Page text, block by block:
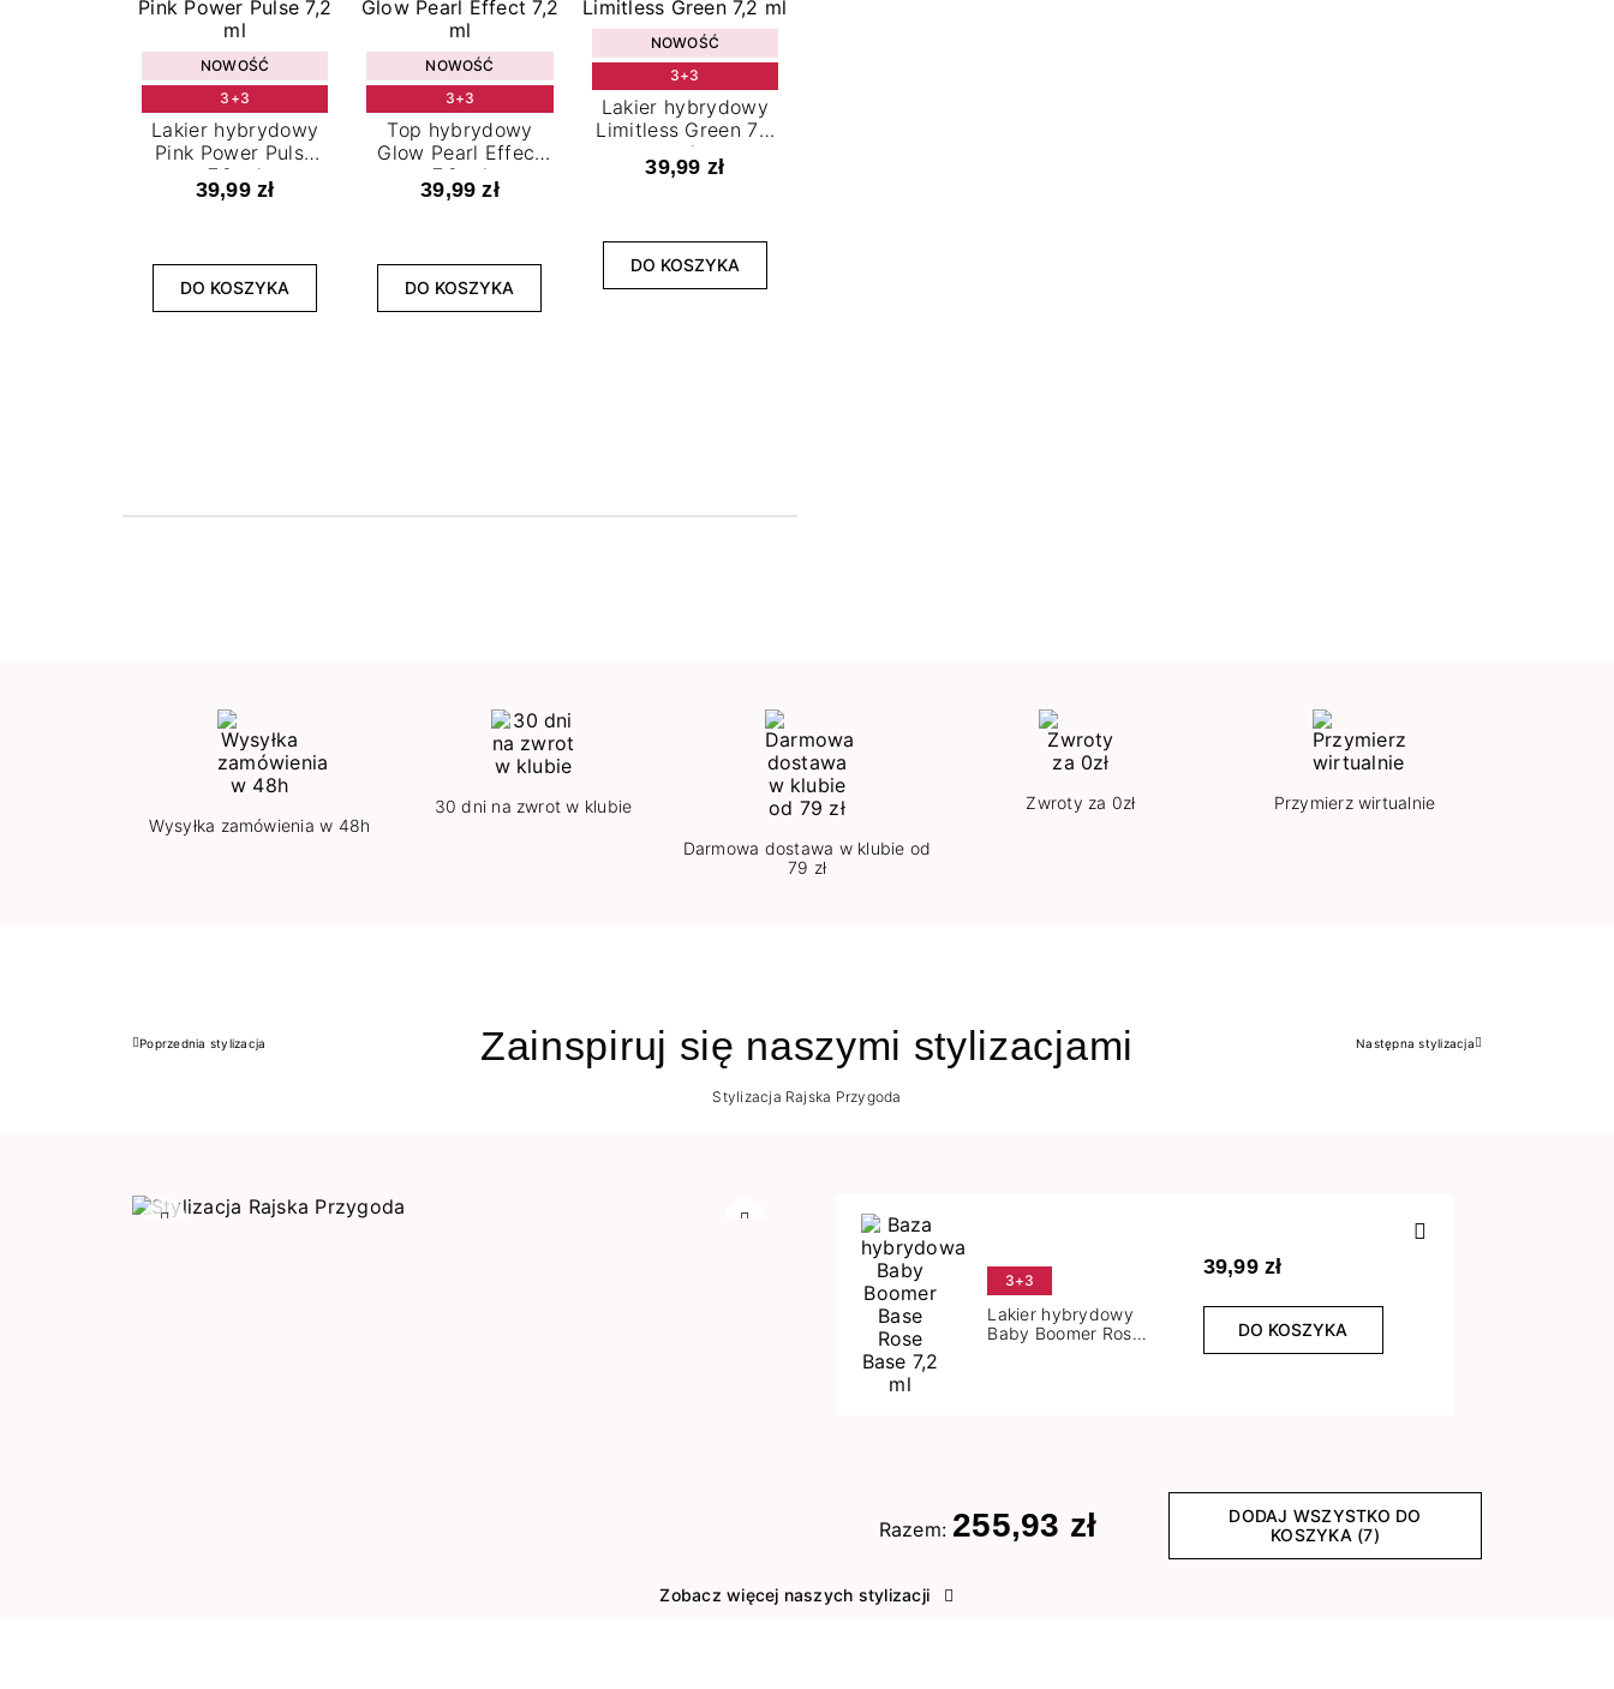
NOWOŚĆ
3+3
Lakier hybrydowy
Pink Power Pulse
7,2 ml
39,99 zł
DO KOSZYKA
NOWOŚĆ
3+3
Top hybrydowy
Glow Pearl Effect
7,2 ml
39,99 zł
DO KOSZYKA
NOWOŚĆ
3+3
Lakier hybrydowy
Limitless Green 7,2
ml
39,99 zł
DO KOSZYKA
Wysyłka zamówienia w 48h
30 dni na zwrot w klubie
Darmowa dostawa w klubie od
79 zł
Zwroty za 0zł Przymierz wirtualnie
Zainspiruj się naszymi stylizacjami
Poprzedni
Poprzednia stylizacja Następny
Następna stylizacja
Stylizacja Rajska Przygoda
3+3
Lakier hybrydowy
Baby Boomer Rose
39,99 zł
DO KOSZYKA
Razem: 255,93 zł
DODAJ WSZYSTKO DO
KOSZYKA (7)
Zobacz więcej naszych stylizacji